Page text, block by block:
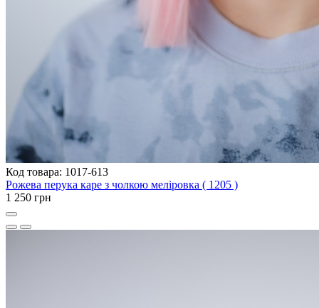
Код товара: 1017-613
Рожева перука каре з чолкою меліровка ( 1205 )
1 250 грн